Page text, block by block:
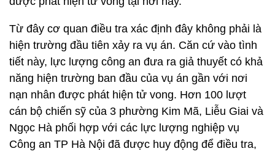
Từ đây cơ quan điều tra xác định đây không phải là
hiện trường đầu tiên xảy ra vụ án. Căn cứ vào tình
tiết này, lực lượng công an đưa ra giả thuyết có khả
năng hiện trường ban đầu của vụ án gần với nơi
nạn nhân được phát hiện tử vong. Hơn 100 lượt
cán bộ chiến sỹ của 3 phường Kim Mã, Liễu Giai và
Ngọc Hà phối hợp với các lực lượng nghiệp vụ
Công an TP Hà Nội đã được huy động để điều tra,